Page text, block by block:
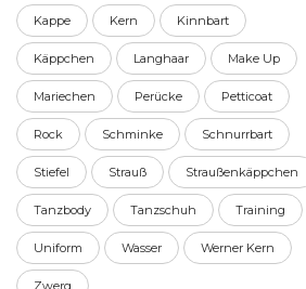
Kappe Kern Kinnbart
Käppchen Langhaar Make Up
Mariechen Perücke Petticoat
Rock Schminke Schnurrbart
Stiefel Strauß Straußenkäppchen
Tanzbody Tanzschuh Training
Uniform Wasser Werner Kern
Zwerg